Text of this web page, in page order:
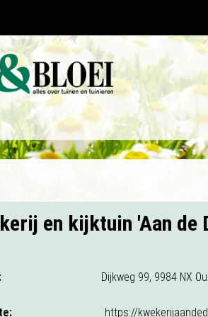
en kijktuin 'Aan de
Dijkweg 99, 9984 NX
https://